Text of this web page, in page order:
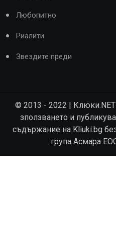
Любопитно
Риалити
Звездите преди
© 2013 - 2022 | Клюки.NET
зползването и
съдържание на Kliuki.bg
група Асмара